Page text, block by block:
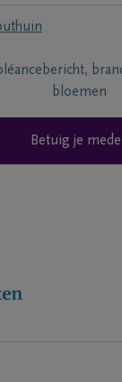
bloemen
Betuig je